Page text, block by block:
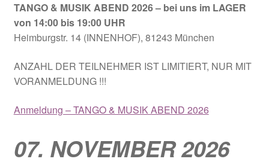
TANGO & MUSIK ABEND 2026– bei uns im LAGER
von 14:00 bis 19:00 UHR
Heimburgstr. 14 (INNENHOF), 81243 München
ANZAHL DER TEILNEHMER IST LIMITIERT, NUR MIT
VORANMELDUNG !!!
Anmeldung – TANGO & MUSIK ABEND 2026
07. NOVEMBER 2026